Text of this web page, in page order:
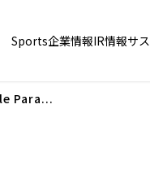
Sports企業情報IR情報サ
Para...